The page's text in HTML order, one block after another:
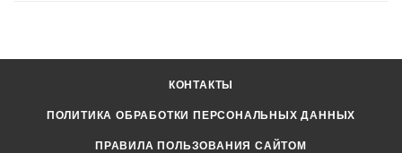
КОНТАКТЫ
ПОЛИТИКА ОБРАБОТКИ ПЕРСОНАЛЬНЫХ ДАННЫХ
ПРАВИЛА ПОЛЬЗОВАНИЯ САЙТОМ